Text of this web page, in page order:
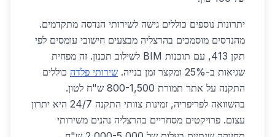
יתרונות נוספים כוללים גישה לשירותי הנדסה מתקדמים.
מהנדסים מוסמכים בהרצליה מבצעים חישובי עומסים לפי
תקן 413, עם תוכנות BIM לשילוב תכנון. זה מפחית
שגיאות ב-25% ומקצר זמן בנייה.
שירותי פלדה כוללים
התקנה על אתר תמורת 800-1,500 ש"ח לטון.
בהשוואה לפריפריה, זמינות צוותי התקנה 24/7 היא יתרון
עצום. פרויקטים מסחריים בהרצליה נהנים משירותי